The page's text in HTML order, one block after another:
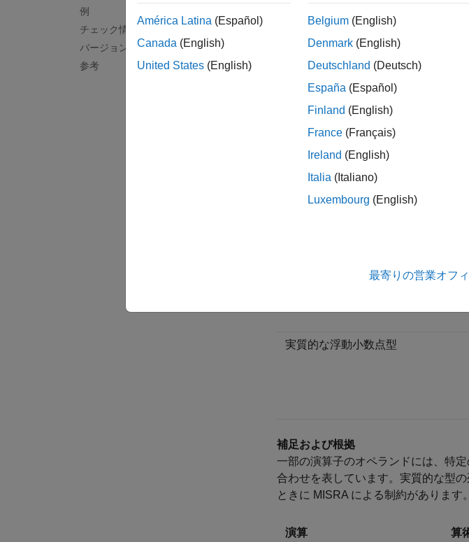
例
チェック情報
バージョン履歴
参考
実質的な型とは
実質的な型カテゴリはオブジェクト
実質的な型カテゴリ
実質的な boolean 型
実質的な文字型
実質的な浮動小数点型
補足および根拠
一部の演算子のオペランドには、特
合わせを表しています。実質的な型
ときに MISRA による制約があります
演算 算
América Latina (Español)
Canada (English)
United States (English)
Belgium (English)
Denmark (English)
Deutschland (Deutsch)
España (Español)
Finland (English)
France (Français)
Ireland (English)
Italia (Italiano)
Luxembourg (English)
最寄りの営業オフ